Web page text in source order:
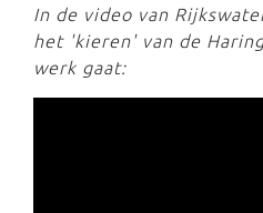
In de video van
het 'kieren' van de
werk gaat: